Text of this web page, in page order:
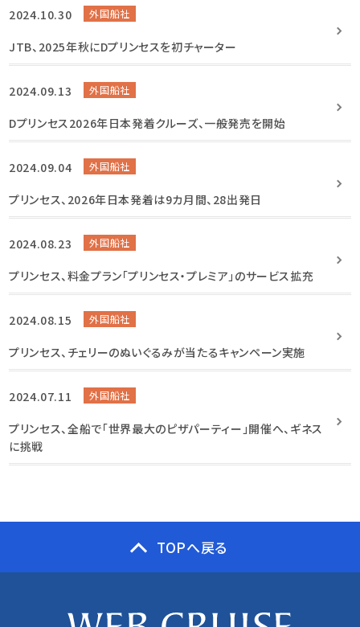
2024.10.30 外国船社
JTB、2025年秋にDプリンセスを初チャーター
2024.09.13 外国船社
Dプリンセス2026年日本発着クルーズ、一般発売を開始
2024.09.04 外国船社
プリンセス、2026年日本発着は9カ月間、28出発日
2024.08.23 外国船社
プリンセス、料金プラン「プリンセス・プレミア」のサービス拡充
2024.08.15 外国船社
プリンセス、チェリーのぬいぐるみが当たるキャンペーン実施
2024.07.11 外国船社
プリンセス、全船で「世界最大のピザパーティー」開催へ、ギネス
に挑戦
TOPへ戻る